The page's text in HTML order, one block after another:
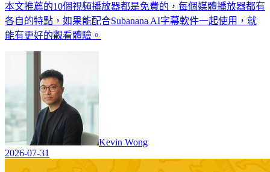
本文推薦的10個視頻播放器都是免費的，每個媒體播放器都有
各自的特點，如果能配合Subanana AI字幕軟件一起使用，就
能有更好的觀看體驗。
Kevin Wong
2026-07-31